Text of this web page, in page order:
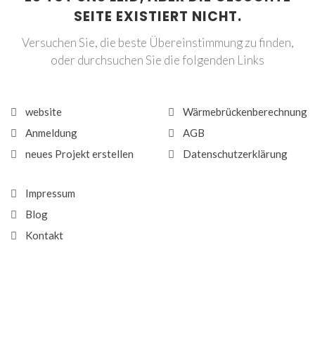
SEITE EXISTIERT NICHT.
Versuchen Sie, die beste Übereinstimmung zu finden,
oder durchsuchen Sie die folgenden Links
website
Anmeldung
neues Projekt erstellen
Wärmebrückenberechnung
AGB
Datenschutzerklärung
Impressum
Blog
Kontakt